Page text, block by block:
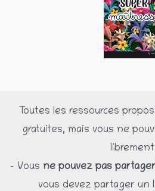
Toutes les ressources
gratuites, mais vous ne
– Vous ne pouvez pas partager
vous devez partager un